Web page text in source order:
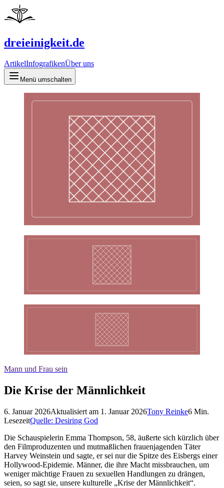
dreieinigkeit.de
ArtikelInfografikenÜber uns
Menü umschalten
Mann und Frau sein
Die Krise der Männlichkeit
6. Januar 2026Aktualisiert am 1. Januar 2026Tony Reinke6 Min.
LesezeitQuelle: Desiring God
Die Schauspielerin Emma Thompson, 58, äußerte sich kürzlich über
den Filmproduzenten und mutmaßlichen frauenjagenden Täter
Harvey Weinstein und sagte, er sei nur die Spitze des Eisbergs einer
Hollywood-Epidemie. Männer, die ihre Macht missbrauchen, um
weniger mächtige Frauen zu sexuellen Handlungen zu drängen,
seien, so sagt sie, unsere kulturelle „Krise der Männlichkeit“.